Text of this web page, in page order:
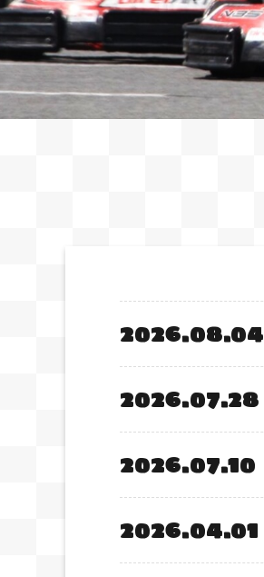
2026.08.04
2026.07.28
2026.07.10
2026.04.01